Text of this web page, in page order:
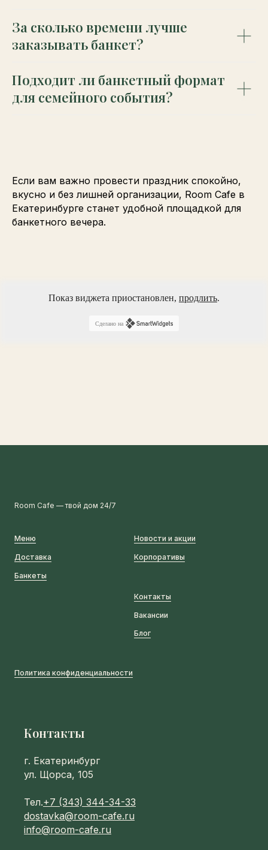
За сколько времени лучше
заказывать банкет?
Подходит ли банкетный формат
для семейного события?
Если вам важно провести праздник спокойно,
вкусно и без лишней организации, Room Cafe в
Екатеринбурге станет удобной площадкой для
банкетного вечера.
Показ виджета приостановлен, продлить.
Сделано на
Room Cafe — твой дом 24/7
Меню
Доставка
Банкеты
Новости и акции
Корпоративы
Контакты
Вакансии
Блог
Политика конфиденциальности
Контакты
г. Екатеринбург
ул. Щорса, 105
Тел.+7 (343) 344-34-33
dostavka@room-cafe.ru
info@room-cafe.ru